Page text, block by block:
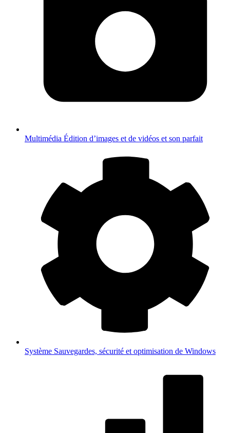
Multimédia Édition d’images et de vidéos et son parfait
Système Sauvegardes, sécurité et optimisation de Windows